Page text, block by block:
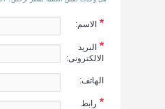
* الاسم:
* البريد
الالكترونى:
الهاتف:
* رابط